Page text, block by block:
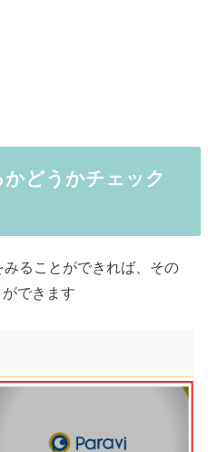
どうかチェック
ることができれば、その
できます